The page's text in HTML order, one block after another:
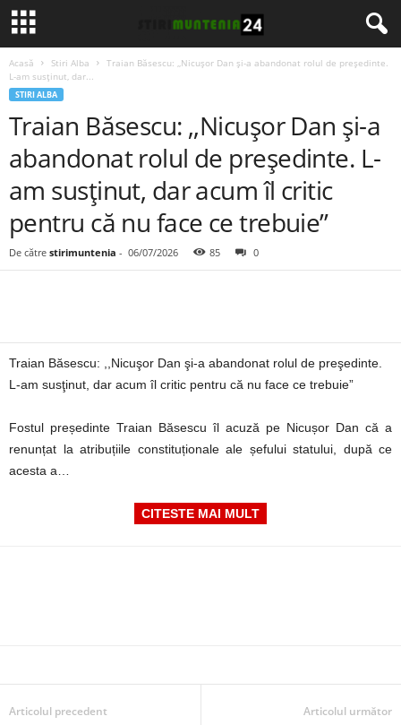
Acasă Stiri Alba
Traian Băsescu: ,,Nicuşor Dan şi-a abandonat rolul de preşedinte.
L-am susţinut, dar...
STIRI ALBA
Traian Băsescu: ,,Nicuşor Dan şi-a
abandonat rolul de preşedinte. L-
am susţinut, dar acum îl critic
pentru că nu face ce trebuie”
De către stirimuntenia - 06/07/2026 85 0
Traian Băsescu: ,,Nicuşor Dan şi-a abandonat rolul de preşedinte.
L-am susţinut, dar acum îl critic pentru că nu face ce trebuie”
Fostul președinte Traian Băsescu îl acuză pe Nicușor Dan că a
renunțat la atribuțiile constituționale ale șefului statului, după ce
acesta a…
CITESTE MAI MULT
Articolul precedent Articolul următor